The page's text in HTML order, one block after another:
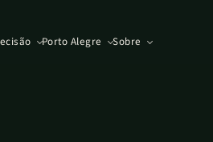
Porto Alegre Sobre